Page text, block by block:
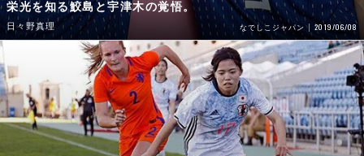
栄光を知る鮫島と宇津木の覚悟。
日々野真理 なでしこジャパン 2019/06/08